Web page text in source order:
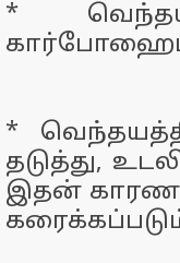
*
*
தடுத்து,
இதன்